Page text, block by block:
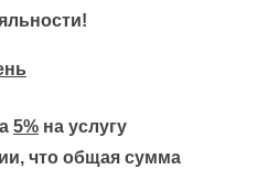
5% на услугу
что общая сумма